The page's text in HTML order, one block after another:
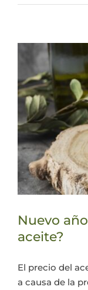
Nuevo
aceite?
El precio del
a causa de la